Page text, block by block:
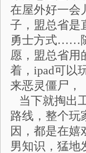
在屋外好一会
子，盟总省是
勇士方式……
愿，盟总省用
着，ipad可以
来恶灵僵尸，
当下就掏出
路线，整个玩
因，都是在嬉
男知识，猛地